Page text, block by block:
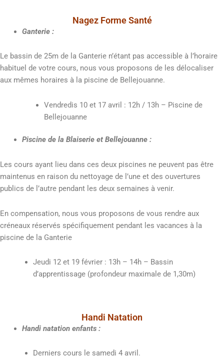
Nagez Forme Santé
Ganterie :
Le bassin de 25m de la Ganterie n’étant pas accessible à l’horaire
habituel de votre cours, nous vous proposons de les délocaliser
aux mêmes horaires à la piscine de Bellejouanne.
Vendredis 10 et 17 avril : 12h / 13h – Piscine de
Bellejouanne
Piscine de la Blaiserie et Bellejouanne :
Les cours ayant lieu dans ces deux piscines ne peuvent pas être
maintenus en raison du nettoyage de l’une et des ouvertures
publics de l’autre pendant les deux semaines à venir.
En compensation, nous vous proposons de vous rendre aux
créneaux réservés spécifiquement pendant les vacances à la
piscine de la Ganterie
Jeudi 12 et 19 février : 13h – 14h – Bassin
d’apprentissage (profondeur maximale de 1,30m)
Handi Natation
Handi natation enfants :
Derniers cours le samedi 4 avril.